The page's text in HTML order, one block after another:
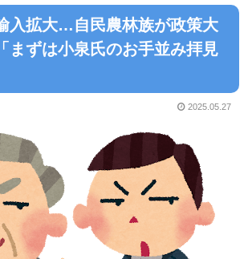
入拡大…自民農林族が政策大
まずは小泉氏のお手並み拝見
2025.05.27